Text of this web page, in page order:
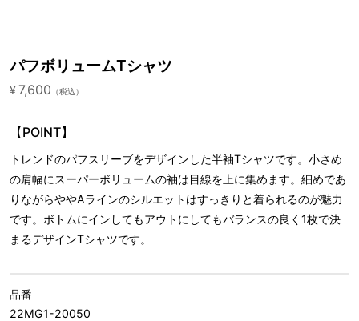
パフボリュームTシャツ
¥7,600 （税込）
【POINT】
トレンドのパフスリーブをデザインした半袖Tシャツです。小さめ
の肩幅にスーパーボリュームの袖は目線を上に集めます。細めであ
りながらややAラインのシルエットはすっきりと着られるのが魅力
です。ボトムにインしてもアウトにしてもバランスの良く1枚で決
まるデザインTシャツです。
品番
22MG1-20050